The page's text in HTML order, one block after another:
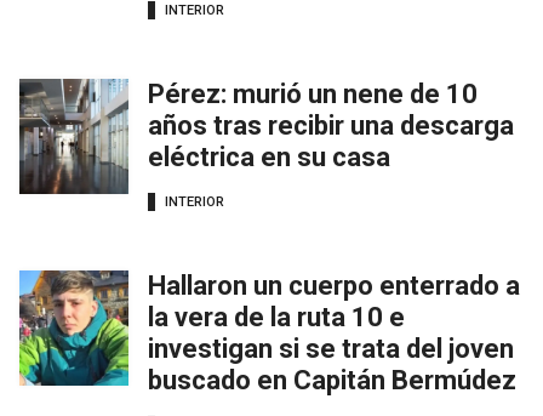
INTERIOR
Pérez: murió un nene de 10
años tras recibir una descarga
eléctrica en su casa
INTERIOR
Hallaron un cuerpo enterrado a
la vera de la ruta 10 e
investigan si se trata del joven
buscado en Capitán Bermúdez